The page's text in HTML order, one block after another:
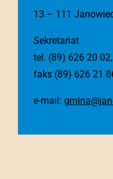
13 – 111
Sekretariat
tel. (89) 626 20 02,
faks (89) 626 21
e-mail: